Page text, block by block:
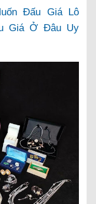
Đấu Giá Lô
Giá Ở Đâu Uy